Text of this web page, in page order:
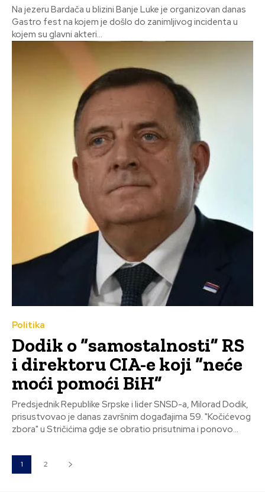
Na jezeru Bardača u blizini Banje Luke je organizovan danas
Gastro fest na kojem je došlo do zanimljivog incidenta u
kojem su glavni akteri...
Politika
Dodik o “samostalnosti” RS
i direktoru CIA-e koji “neće
moći pomoći BiH”
Predsjednik Republike Srpske i lider SNSD-a, Milorad Dodik,
prisustvovao je danas završnim događajima 59. "Kočićevog
zbora" u Stričićima gdje se obratio prisutnima i ponovo...
1 2